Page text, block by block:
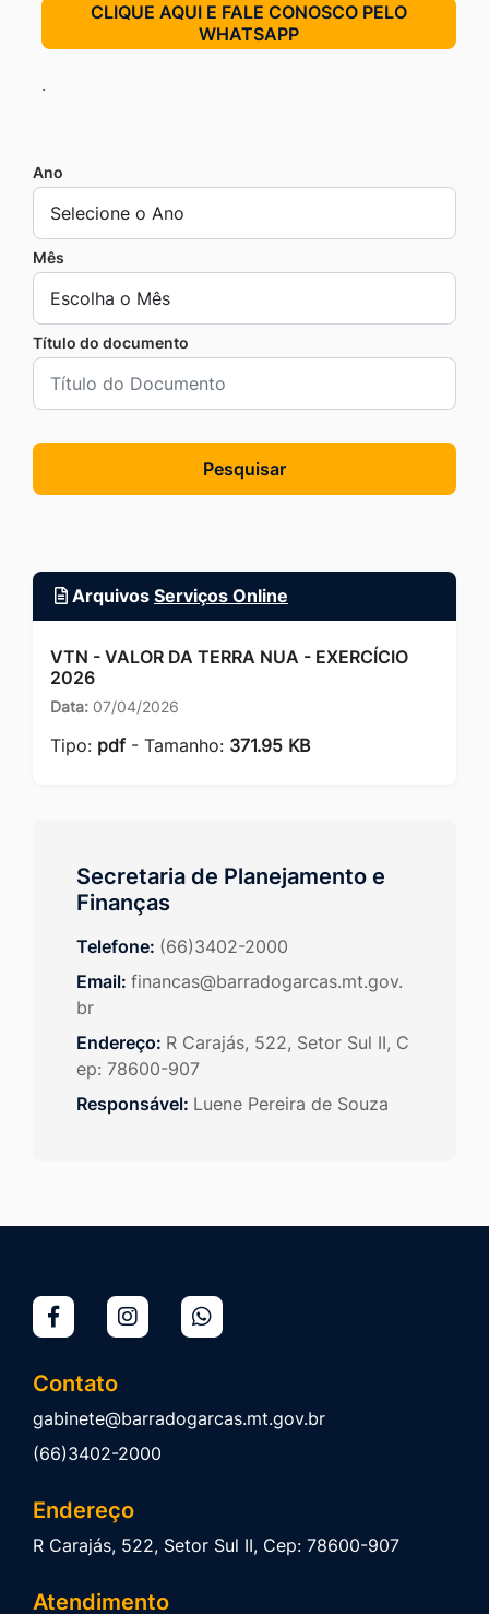
CLIQUE AQUI E FALE CONOSCO PELO
WHATSAPP
.
Ano
Mês
Título do documento
Pesquisar
Arquivos Serviços Online
VTN - VALOR DA TERRA NUA - EXERCÍCIO
2026
Data: 07/04/2026
Tipo: pdf- Tamanho: 371.95 KB
Secretaria de Planejamento e
Finanças
Telefone: (66)3402-2000
Email: financas@barradogarcas.mt.gov.
br
Endereço: R Carajás, 522, Setor Sul II, C
ep: 78600-907
Responsável: Luene Pereira de Souza
Contato
gabinete@barradogarcas.mt.gov.br
(66)3402-2000
Endereço
R Carajás, 522, Setor Sul II, Cep: 78600-907
Atendimento